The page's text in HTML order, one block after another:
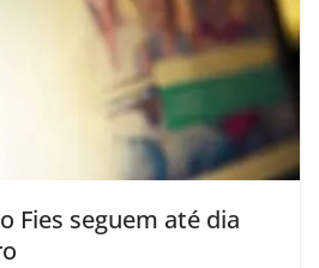
Fies seguem até dia